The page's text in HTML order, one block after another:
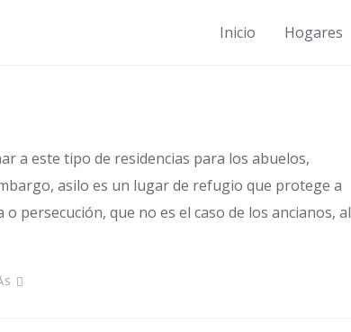
Inicio Hogares
de Ancianos en
a este tipo de residencias para los abuelos,
asilo es un lugar de refugio que protege a
persecución, que no es el caso de los ancianos, al